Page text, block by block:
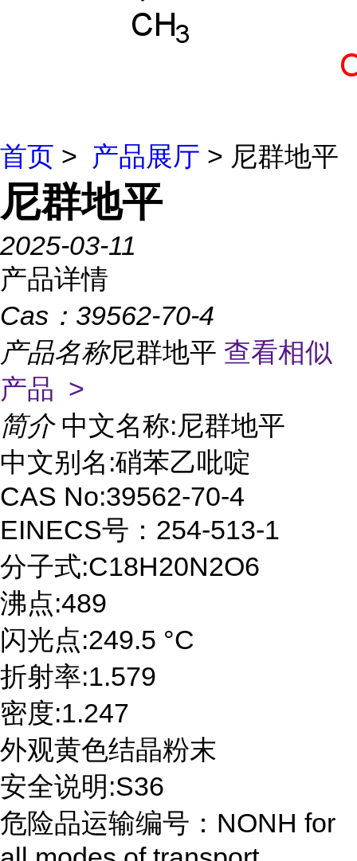
首页 > 产品展厅 > 尼群地平
尼群地平
2025-03-11
产品详情
Cas： 39562-70-4
产品名称尼群地平 查看相似
产品 >
简介 中文名称:尼群地平
中文别名:硝苯乙吡啶
CAS No:39562-70-4
EINECS号：254-513-1
分子式:C18H20N2O6
沸点:489
闪光点:249.5 °C
折射率:1.579
密度:1.247
外观黄色结晶粉末
安全说明:S36
危险品运输编号：NONH for